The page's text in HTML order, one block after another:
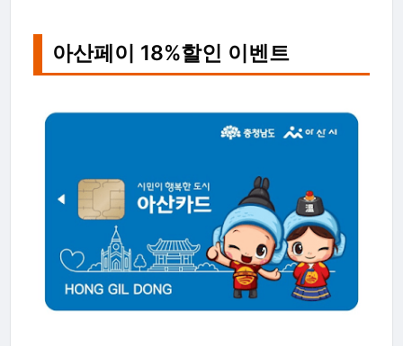
아산페이 18%할인 이벤트